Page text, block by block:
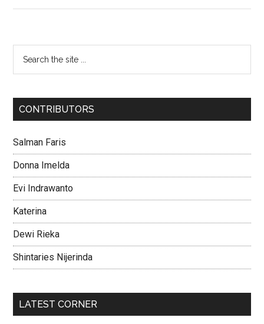
CONTRIBUTORS
Salman Faris
Donna Imelda
Evi Indrawanto
Katerina
Dewi Rieka
Shintaries Nijerinda
LATEST CORNER